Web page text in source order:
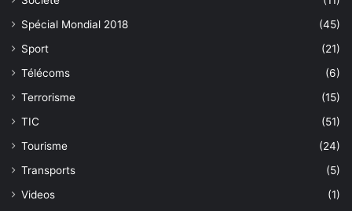
Spécial Mondial 2018
(45)
Sport
(21)
Télécoms
(6)
Terrorisme
(15)
TIC
(51)
Tourisme
(24)
Transports
(5)
Videos
(1)